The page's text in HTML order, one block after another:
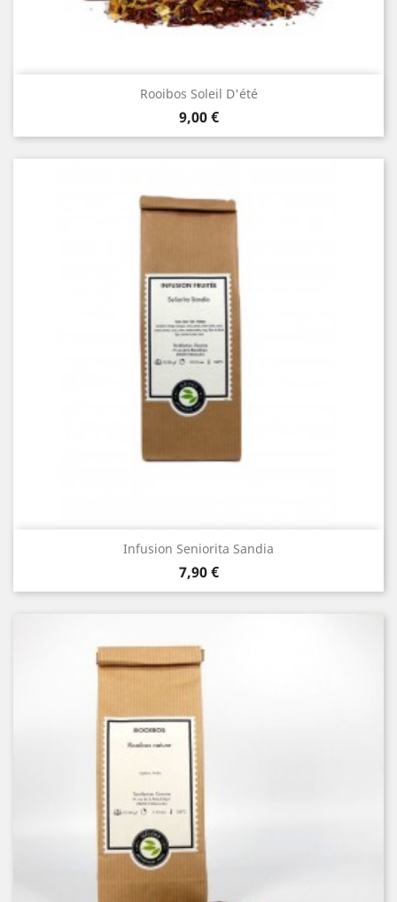
Rooibos Soleil D'été
Prix
9,00 €
Infusion Seniorita Sandia
Prix
7,90 €